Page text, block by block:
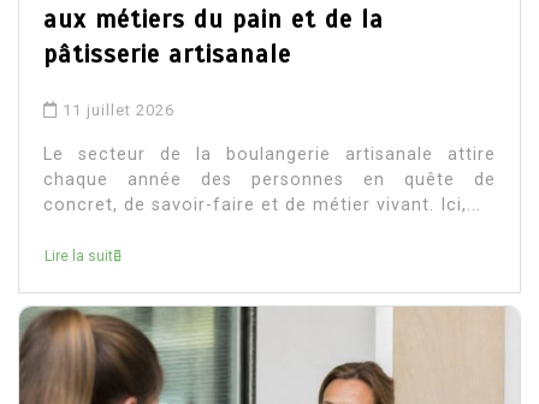
aux métiers du pain et de la
pâtisserie artisanale
11 juillet 2026
Le secteur de la boulangerie artisanale attire
chaque année des personnes en quête de
concret, de savoir-faire et de métier vivant. Ici,...
Lire la suite